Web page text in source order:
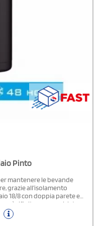
Pinto
mantenere le bevande
grazie all’isolamento
18/8 con doppia parete e
è rifinito con verniciatura
fornita in una confezione